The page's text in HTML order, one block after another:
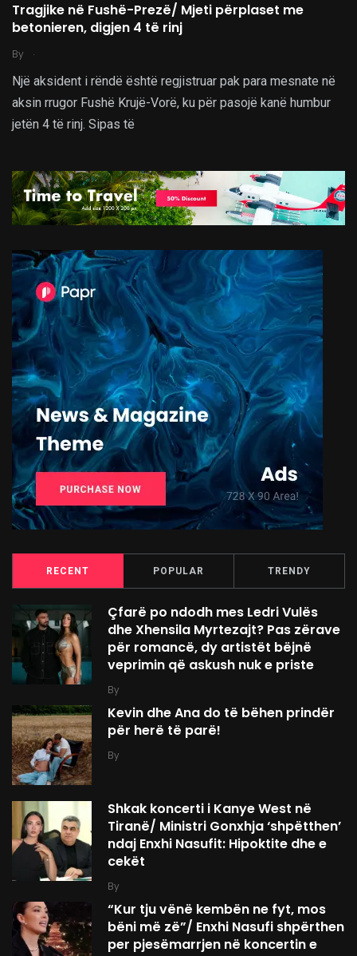
Tragjike në Fushë-Prezë/ Mjeti përplaset me
betonieren, digjen 4 të rinj
By .
Një aksident i rëndë është regjistruar pak para mesnate në
aksin rrugor Fushë Krujë-Vorë, ku për pasojë kanë humbur
jetën 4 të rinj. Sipas të
RECENT POPULAR TRENDY
Çfarë po ndodh mes Ledri Vulës
dhe Xhensila Myrtezajt? Pas zërave
për romancë, dy artistët bëjnë
veprimin që askush nuk e priste
By
Kevin dhe Ana do të bëhen prindër
për herë të parë!
By
Shkak koncerti i Kanye West në
Tiranë/ Ministri Gonxhja ‘shpëtthen’
ndaj Enxhi Nasufit: Hipoktite dhe e
cekët
By
“Kur tju vënë kembën ne fyt, mos
bëni më zë”/ Enxhi Nasufi shpërthen
per pjesëmarrjen në koncertin e